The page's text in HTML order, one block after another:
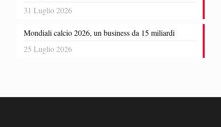
31 Luglio 2026
Mondiali calcio 2026, un business da 15 miliardi
25 Luglio 2026